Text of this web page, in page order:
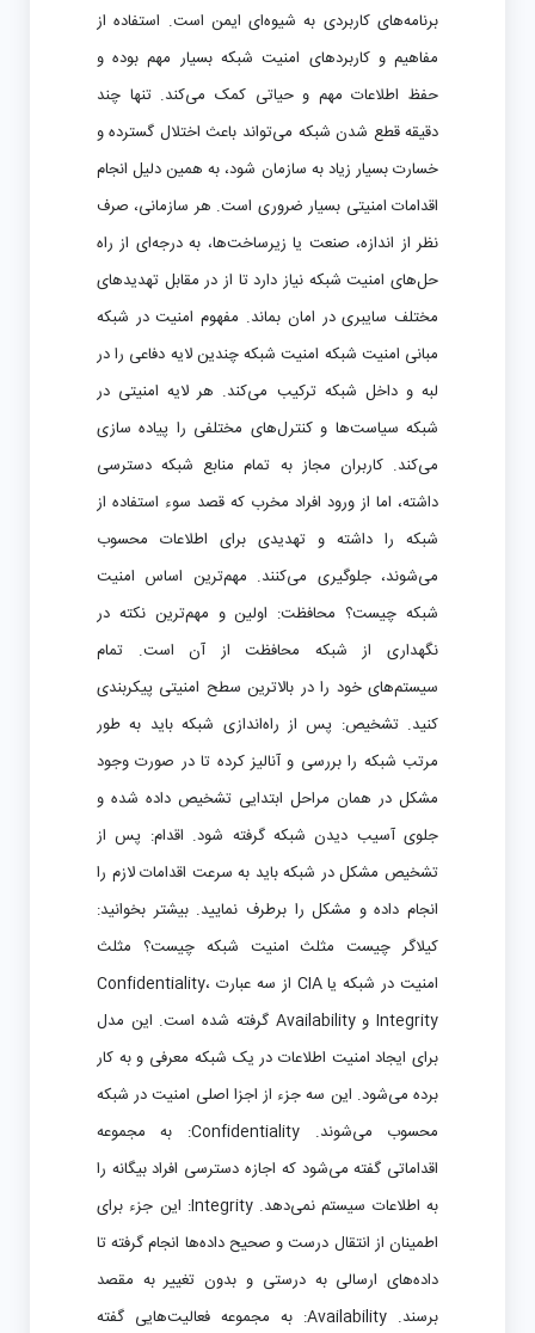
برنامه‌های کاربردی به شیوه‌ای ایمن است. استفاده از
مفاهیم و کاربردهای امنیت شبکه بسیار مهم بوده و
حفظ اطلاعات مهم و حیاتی کمک می‌کند. تنها چند
دقیقه قطع شدن شبکه می‌تواند باعث اختلال گسترده و
خسارت بسیار زیاد به سازمان شود، به همین دلیل انجام
اقدامات امنیتی بسیار ضروری است. هر سازمانی، صرف
نظر از اندازه، صنعت یا زیرساخت‌ها، به درجه‌ای از راه
حل‌های امنیت شبکه نیاز دارد تا از در مقابل تهدیدهای
مختلف سایبری در امان بماند. مفهوم امنیت در شبکه
مبانی امنیت شبکه امنیت شبکه چندین لایه دفاعی را در
لبه و داخل شبکه ترکیب می‌کند. هر لایه امنیتی در
شبکه سیاست‌ها و کنترل‌های مختلفی را پیاده سازی
می‌کند. کاربران مجاز به تمام منابع شبکه دسترسی
داشته، اما از ورود افراد مخرب که قصد سوء استفاده از
شبکه را داشته و تهدیدی برای اطلاعات محسوب
می‌شوند، جلوگیری می‌کنند. مهم‌ترین اساس امنیت
شبکه چیست؟ محافظت: اولین و مهم‌ترین نکته در
نگهداری از شبکه محافظت از آن است. تمام
سیستم‌های خود را در بالاترین سطح امنیتی پیکربندی
کنید. تشخیص: پس از راه‌اندازی شبکه باید به طور
مرتب شبکه را بررسی و آنالیز کرده تا در صورت وجود
مشکل در همان مراحل ابتدایی تشخیص داده شده و
جلوی آسیب دیدن شبکه گرفته شود. اقدام: پس از
تشخیص مشکل در شبکه باید به سرعت اقدامات لازم را
انجام داده و مشکل را برطرف نمایید. بیشتر بخوانید:
کیلاگر چیست مثلث امنیت شبکه چیست؟ مثلث
امنیت در شبکه یا CIA از سه عبارت Confidentiality،
Integrity و Availability گرفته شده است. این مدل
برای ایجاد امنیت اطلاعات در یک شبکه معرفی و به کار
برده می‌شود. این سه جزء از اجزا اصلی امنیت در شبکه
محسوب می‌شوند. Confidentiality: به مجموعه
اقداماتی گفته می‌شود که اجازه دسترسی افراد بیگانه را
به اطلاعات سیستم نمی‌دهد. Integrity: این جزء برای
اطمینان از انتقال درست و صحیح داده‌ها انجام گرفته تا
داده‌های ارسالی به درستی و بدون تغییر به مقصد
برسند. Availability: به مجموعه فعالیت‌هایی گفته